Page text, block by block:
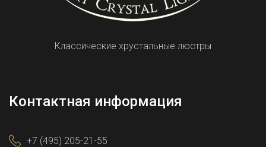
Классические хрустальные люстры
Контактная информация
+7 (495) 205-21-55